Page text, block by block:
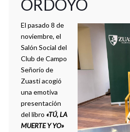
ORDOYO
El pasado 8 de
noviembre, el
Salón Social del
Club de Campo
Señorío de
Zuasti acogió
una emotiva
presentación
del libro «TÚ, LA
MUERTE Y YO»